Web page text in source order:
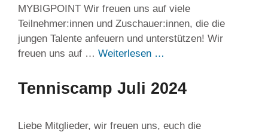
MYBIGPOINT Wir freuen uns auf viele
Teilnehmer:innen und Zuschauer:innen, die die
jungen Talente anfeuern und unterstützen! Wir
freuen uns auf … Weiterlesen …
Tenniscamp Juli 2024
Liebe Mitglieder, wir freuen uns, euch die